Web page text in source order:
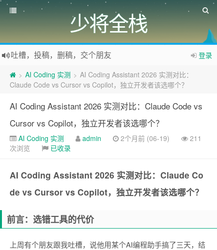
少将全栈
登录
吐槽，投稿，删稿，交个朋友
欢迎访问少将全栈，学会感恩，乐于付出，珍惜缘份，成就彼此、推荐使用最新版火狐浏览器和Chrome浏览器访问本网站。
> AI Coding 实测 > AI Coding Assistant 2026 实测对比：
Claude Code vs Cursor vs Copilot，独立开发者该选哪个？
AI Coding Assistant 2026 实测对比：Claude Code vs
Cursor vs Copilot，独立开发者该选哪个？
AI Coding 实测 admin 2个月前 (06-19)
211
次浏览
已收录
AI Coding Assistant 2026 实测对比：Claude Co
de vs Cursor vs Copilot，独立开发者该选哪个？
前言：选错工具的代价
上周有个朋友跟我吐槽，说他用某个AI编程助手搞了三天，结